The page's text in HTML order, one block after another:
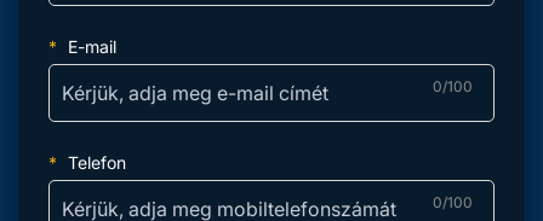
E-mail
0/100
Telefon
0/100